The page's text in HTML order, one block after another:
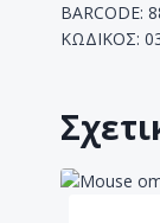
BARCODE:
ΚΩΔΙΚΟΣ: